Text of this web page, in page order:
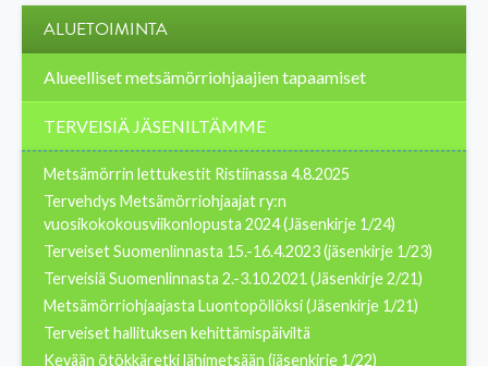
ALUETOIMINTA
Alueelliset metsämörriohjaajien tapaamiset
TERVEISIÄ JÄSENILTÄMME
Metsämörrin lettukestit Ristiinassa 4.8.2025
Tervehdys Metsämörriohjaajat ry:n
vuosikokokousviikonlopusta 2024 (Jäsenkirje 1/24)
Terveiset Suomenlinnasta 15.-16.4.2023 (jäsenkirje 1/23)
Terveisiä Suomenlinnasta 2.-3.10.2021 (Jäsenkirje 2/21)
Metsämörriohjaajasta Luontopöllöksi (Jäsenkirje 1/21)
Terveiset hallituksen kehittämispäiviltä
Kevään ötökkäretki lähimetsään (jäsenkirje 1/22)